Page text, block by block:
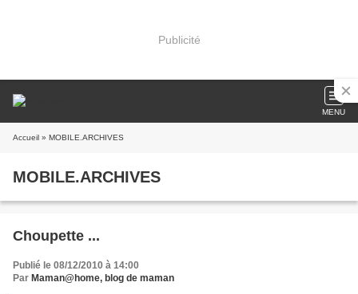
Publicité
MENU
Accueil » MOBILE.ARCHIVES
MOBILE.ARCHIVES
Choupette ...
Publié le 08/12/2010 à 14:00
Par Maman@home, blog de maman